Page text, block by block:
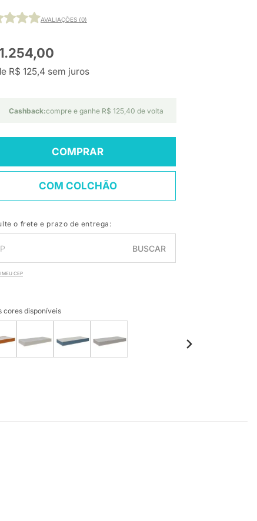
AVALIAÇÕES (0)
R$ 125,4 sem juros
Cashback:compre e ganhe R$ 125,40 de volta
COMPRAR
COM COLCHÃO
o frete e prazo de entrega:
BUSCAR
MEU CEP
cores disponíveis